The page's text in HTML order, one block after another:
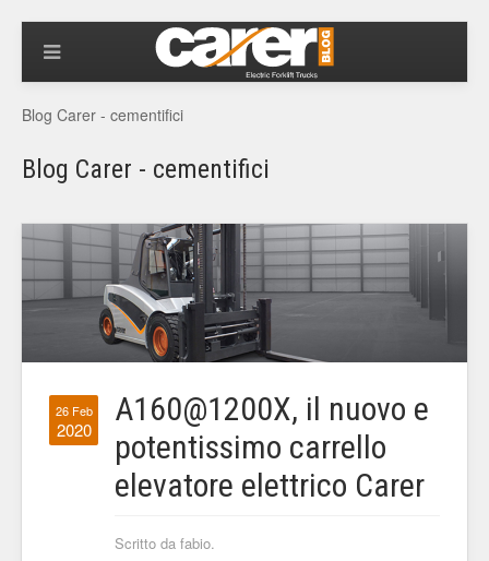
Blog Carer - cementifici
Blog Carer - cementifici
26 Feb
2020
A160@1200X, il nuovo e
potentissimo carrello
elevatore elettrico Carer
Scritto da fabio.